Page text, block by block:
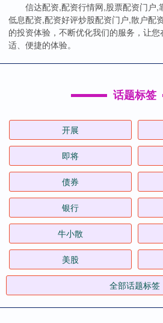
信达配资,配资行情网,股票配资门户,
低息配资,配资好评炒股配资门户,散户配
的投资体验，不断优化我们的服务，让
适、便捷的体验。
话题标签
开展
即将
债券
银行
牛小散
美股
全部话题标签